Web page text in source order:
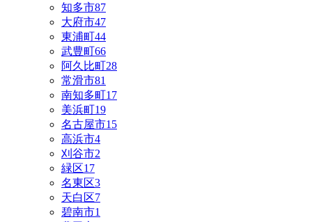
知多市87
大府市47
東浦町44
武豊町66
阿久比町28
常滑市81
南知多町17
美浜町19
名古屋市15
高浜市4
刈谷市2
緑区17
名東区3
天白区7
碧南市1